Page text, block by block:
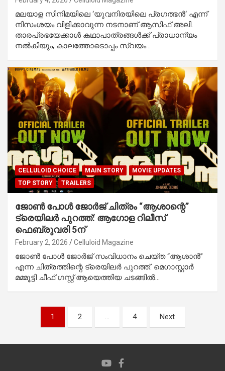
മലയാള സിനിമയിലെ ‘യുവനിരയിലെ പ്രഗത്ഭൻ‘ എന്ന്
നിസംശയം വിളിക്കാവുന്ന നടനാണ് ആസിഫ് അലി.
താരപ്രഭയേക്കാൾ കഥാപാത്രങ്ങൾക്ക് പ്രാധാന്യം
നൽകിയും, കാലത്തോടൊപ്പം സ്വയം…
CELLULOID CHOICE MAIN STORY
MOVIE UPDATES
TOP STORY
TRAILERS
ജോൺ പോൾ ജോർജ് ചിത്രം “ആശാന്റെ”
ട്രെയിലർ പുറത്ത്: ആഗോള റിലീസ്
ഫെബ്രുവരി 5ന്
February 2, 2026 Celluloid Magazine
ജോൺ പോൾ ജോർജ് സംവിധാനം ചെയ്ത “ആശാൻ”
എന്ന ചിത്രത്തിന്റെ ട്രെയിലർ പുറത്ത്. മെഗാസ്റ്റാർ
മമ്മൂട്ടി ചീഫ് ഗസ്റ്റ് ആയെത്തിയ ചടങ്ങിൽ…
pagination
1 2 … 4 Next